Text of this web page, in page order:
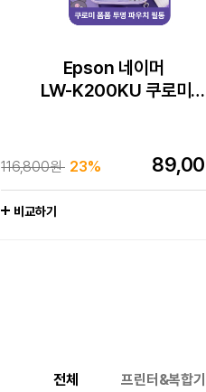
Epson 네이머
LW-K200KU 쿠로미
116,800원 23%
비교하기
Epson EcoTank Pro
팩스 복합기 L15150
1,065,000원 1%
비교하기
Epson WorkForce DS-
679,000원 23%
비교하기
Epson 네이머
LW-H200RK 리락쿠마
111,000원 20%
비교하기
[잇섭 Pick] 엡손 라이프스튜
빔프로젝터 (EF-72)
전체 프린터&복합기